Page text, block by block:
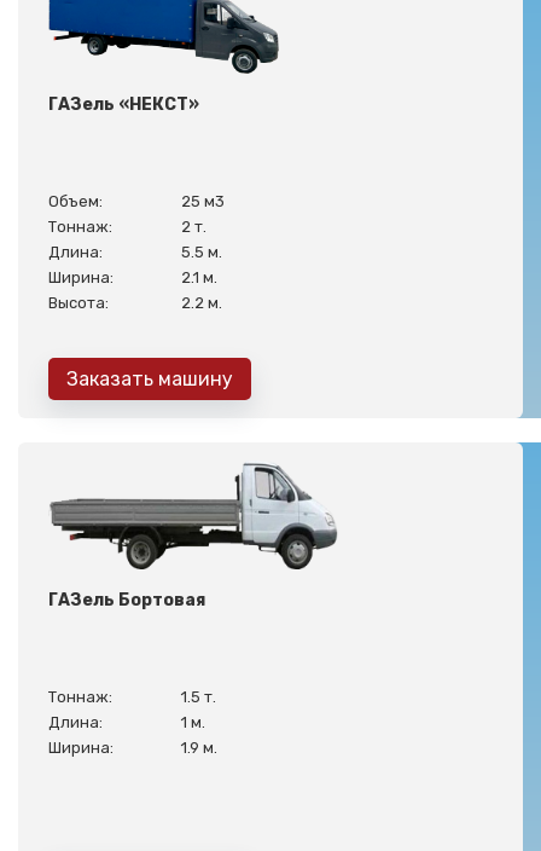
ГАЗель «НЕКСТ»
Объем:
25 м3
Тоннаж:
2 т.
Длина:
5.5 м.
Ширина:
2.1 м.
Высота:
2.2 м.
Заказать машину
ГАЗель Бортовая
Тоннаж:
1.5 т.
Длина:
1 м.
Ширина:
1.9 м.